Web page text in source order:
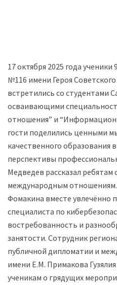
17 октября 2025 года
№116 имени Героя
встретились со студентами
осваивающими
отношения” и
гости поделились ценными
качественного образования
перспективы
Медведев рассказал ребятам
международным
Фомакина вместе увлечённо
специалиста по
востребованность и
занятости. ️Сотрудник
публичной дипломатии и
имени Е.М. Примакова
ученикам о грядущих